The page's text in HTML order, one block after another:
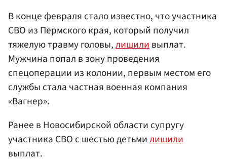
В конце февраля стало известно, что участника
СВО из Пермского края, который получил
тяжелую травму головы,лишиливыплат.
Мужчина попал в зону проведения
спецоперации из колонии, первым местом его
службы стала частная военная компания
«Вагнер».
Ранее в Новосибирской области супругу
участника СВО с шестью детьмилишили
выплат.